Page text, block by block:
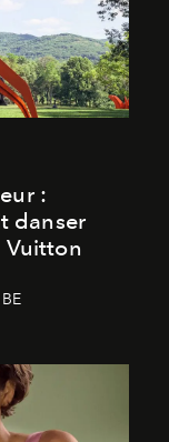
:
danser
Vuitton